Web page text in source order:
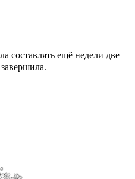
составлять ещё недели две